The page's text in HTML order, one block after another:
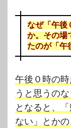
なぜ「午後
か。その場
たのが「午
午後０時の
うと思うの
となると、
ない」とか